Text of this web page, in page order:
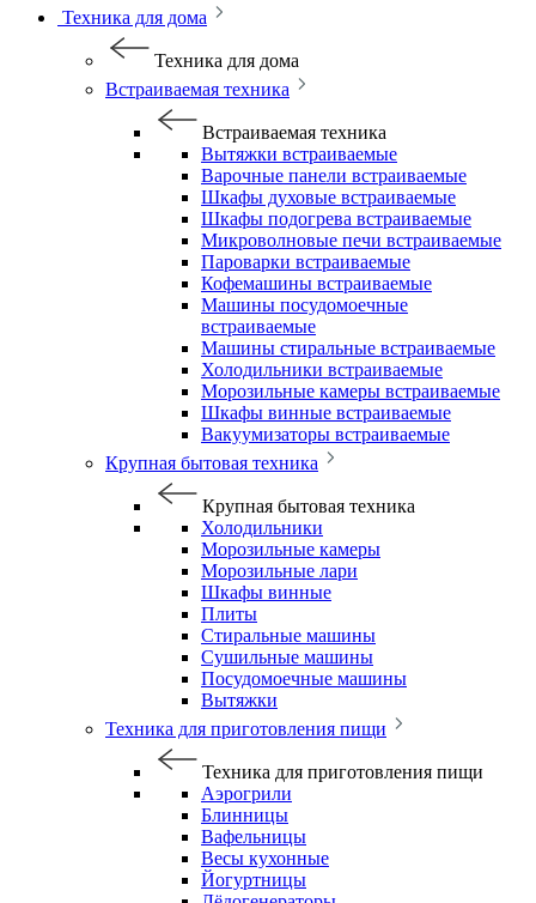
Техника для дома
Техника для дома
Встраиваемая техника
Встраиваемая техника
Вытяжки встраиваемые
Варочные панели встраиваемые
Шкафы духовые встраиваемые
Шкафы подогрева встраиваемые
Микроволновые печи встраиваемые
Пароварки встраиваемые
Кофемашины встраиваемые
Машины посудомоечные
встраиваемые
Машины стиральные встраиваемые
Холодильники встраиваемые
Морозильные камеры встраиваемые
Шкафы винные встраиваемые
Вакуумизаторы встраиваемые
Крупная бытовая техника
Крупная бытовая техника
Холодильники
Морозильные камеры
Морозильные лари
Шкафы винные
Плиты
Стиральные машины
Сушильные машины
Посудомоечные машины
Вытяжки
Техника для приготовления пищи
Техника для приготовления пищи
Аэрогрили
Блинницы
Вафельницы
Весы кухонные
Йогуртницы